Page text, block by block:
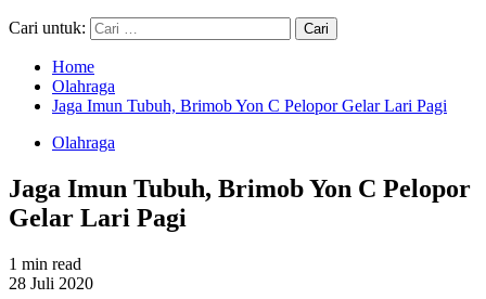
Cari untuk:
Home
Olahraga
Jaga Imun Tubuh, Brimob Yon C Pelopor Gelar Lari Pagi
Olahraga
Jaga Imun Tubuh, Brimob Yon C Pelopor
Gelar Lari Pagi
1 min read
28 Juli 2020